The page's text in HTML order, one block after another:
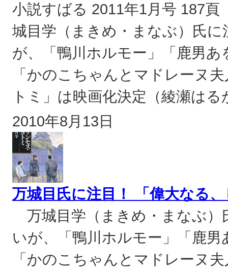
小説すばる 2011年1月号 187
城目学（まきめ・まなぶ）氏
が、「鴨川ホルモー」「鹿男
「かのこちゃんとマドレーヌ
トミ」は映画化決定（綾瀬は
2010年8月13日
万城目氏に注目！ 「偉大なる
万城目学（まきめ・まなぶ）
いが、「鴨川ホルモー」「鹿
「かのこちゃんとマドレーヌ